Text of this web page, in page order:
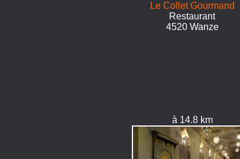
Le Collet Gourmand
Restaurant
4520 Wanze
à 14.8 km